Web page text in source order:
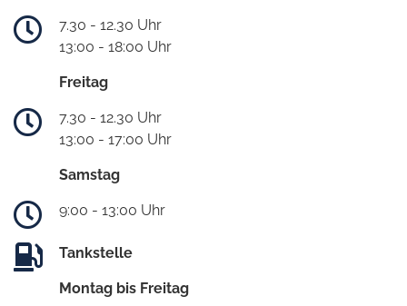
7.30 - 12.30 Uhr
13:00 - 18:00 Uhr
Freitag
7.30 - 12.30 Uhr
13:00 - 17:00 Uhr
Samstag
9:00 - 13:00 Uhr
Tankstelle
Montag bis Freitag